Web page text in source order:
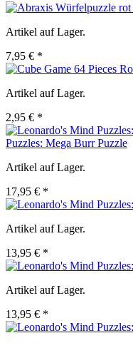
Artikel auf Lager.
7,95 € *
Artikel auf Lager.
2,95 € *
Puzzles: Mega Burr Puzzle
Artikel auf Lager.
17,95 € *
Artikel auf Lager.
13,95 € *
Artikel auf Lager.
13,95 € *